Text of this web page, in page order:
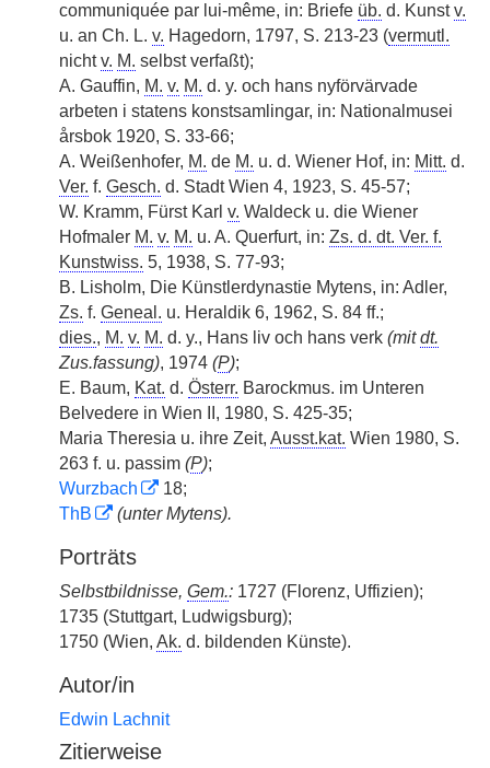
communiquée par lui-même, in: Briefe üb. d. Kunstv.
u. an Ch. L. v. Hagedorn, 1797, S. 213-23 (vermutl.
nichtv. M. selbst verfaßt);
A. Gauffin, M. v. M. d. y. och hans nyförvärvade
arbeten i statens konstsamlingar, in: Nationalmusei
årsbok 1920, S. 33-66;
A. Weißenhofer, M. de M. u. d. Wiener Hof, in: Mitt. d.
Ver. f. Gesch. d. Stadt Wien 4, 1923, S. 45-57;
W. Kramm, Fürst Karl v. Waldeck u. die Wiener
Hofmaler M. v. M. u. A. Querfurt, in: Zs. d. dt. Ver. f.
Kunstwiss. 5, 1938, S. 77-93;
B. Lisholm, Die Künstlerdynastie Mytens, in: Adler,
Zs. f. Geneal. u. Heraldik 6, 1962, S. 84 ff.;
dies., M. v. M. d. y., Hans liv och hans verk (mitdt.
Zus.fassung), 1974 (P);
E. Baum, Kat. d. Österr. Barockmus. im Unteren
Belvedere in Wien II, 1980, S. 425-35;
Maria Theresia u. ihre Zeit, Ausst.kat. Wien 1980, S.
263 f. u. passim (P);
Wurzbach
18;
ThB
(unter Mytens).
Porträts
Selbstbildnisse, Gem.: 1727 (Florenz, Uffizien);
1735 (Stuttgart, Ludwigsburg);
1750 (Wien, Ak. d. bildenden Künste).
Autor/in
Edwin Lachnit
Zitierweise